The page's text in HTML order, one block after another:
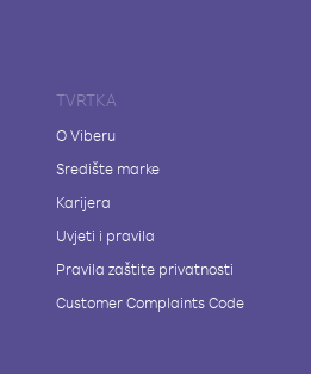
TVRTKA
O Viberu
Središte marke
Karijera
Uvjeti i pravila
Pravila zaštite privatnosti
Customer Complaints Code